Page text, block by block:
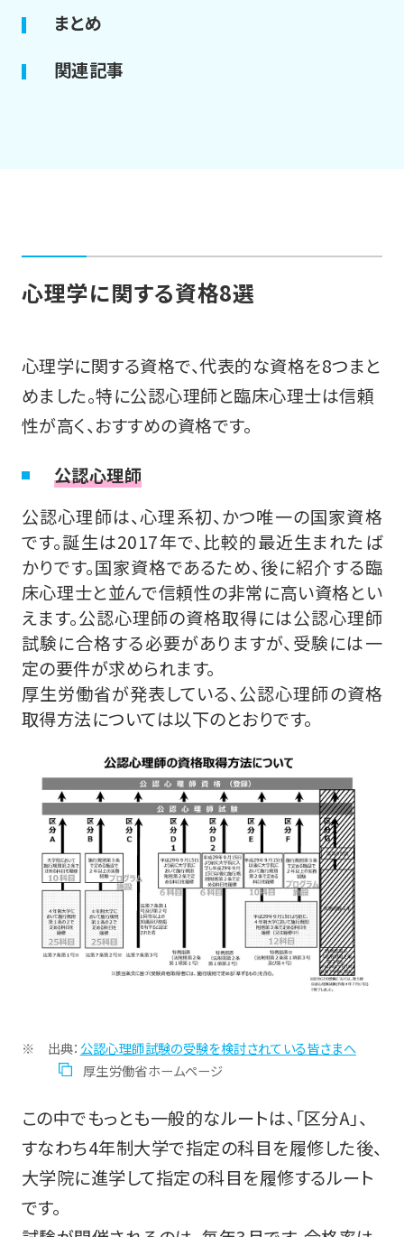
まとめ
関連記事
心理学に関する資格8選
心理学に関する資格で、代表的な資格を8つまと
めました。特に公認心理師と臨床心理士は信頼
性が高く、おすすめの資格です。
公認心理師
公認心理師は、心理系初、かつ唯一の国家資格
です。誕生は2017年で、比較的最近生まれたば
かりです。国家資格であるため、後に紹介する臨
床心理士と並んで信頼性の非常に高い資格とい
えます。公認心理師の資格取得には公認心理師
試験に合格する必要がありますが、受験には一
定の要件が求められます。
厚生労働省が発表している、公認心理師の資格
取得方法については以下のとおりです。
出典： 公認心理師試験の受験を検討されている皆さまへ
厚生労働省ホームページ
この中でもっとも一般的なルートは、「区分A」、
すなわち4年制大学で指定の科目を履修した後、
大学院に進学して指定の科目を履修するルート
です。